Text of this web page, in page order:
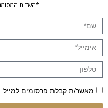
*השדות
מאשר/ת קבלת פרסומים למייל